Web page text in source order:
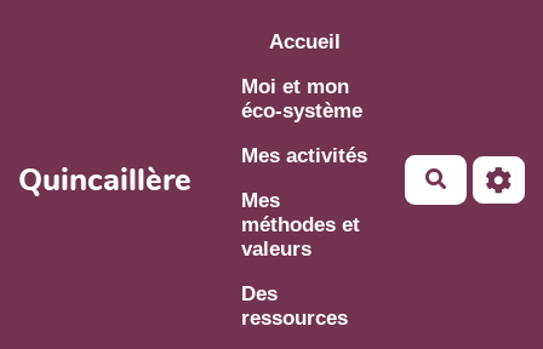
Aller au contenu principal
Quincaillère
Accueil
Moi et mon
éco-système
Mes activités
Mes
méthodes et
valeurs
Des
ressources